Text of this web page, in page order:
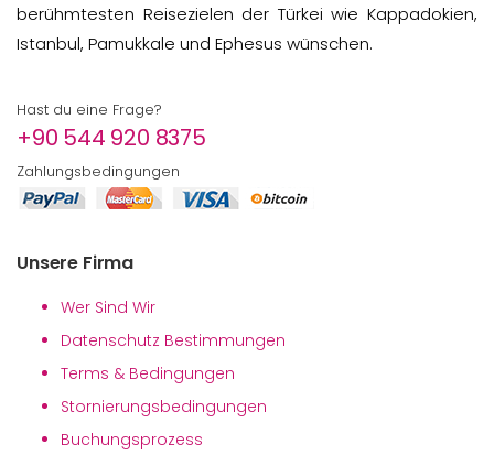
berühmtesten Reisezielen der Türkei wie Kappadokien,
Istanbul, Pamukkale und Ephesus wünschen.
Hast du eine Frage?
+90 544 920 8375
Zahlungsbedingungen
Unsere Firma
Wer Sind Wir
Datenschutz Bestimmungen
Terms & Bedingungen
Stornierungsbedingungen
Buchungsprozess